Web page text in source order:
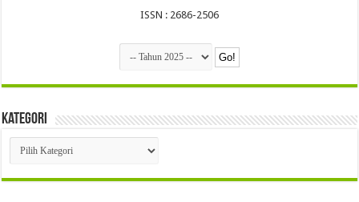
ISSN : 2686-2506
Kategori
Kategori